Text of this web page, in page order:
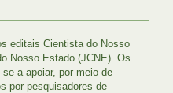
editais Cientista do Nosso
Nosso Estado (JCNE). Os
a apoiar, por meio de
por pesquisadores de